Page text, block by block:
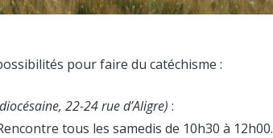
pour faire du catéchisme :
22-24 rue d’Aligre) :
tous les samedis de 10h30 à 12h00.